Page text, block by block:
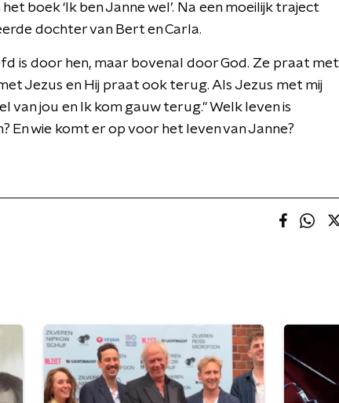
boek ‘Ik ben Janne wel’. Na een moeilijk traject
dochter van Bert en Carla.
is door hen, maar bovenal door God. Ze praat met
Jezus en Hij praat ook terug. Als Jezus met mij
van jou en Ik kom gauw terug." Welk leven is
wie komt er op voor het leven van Janne?